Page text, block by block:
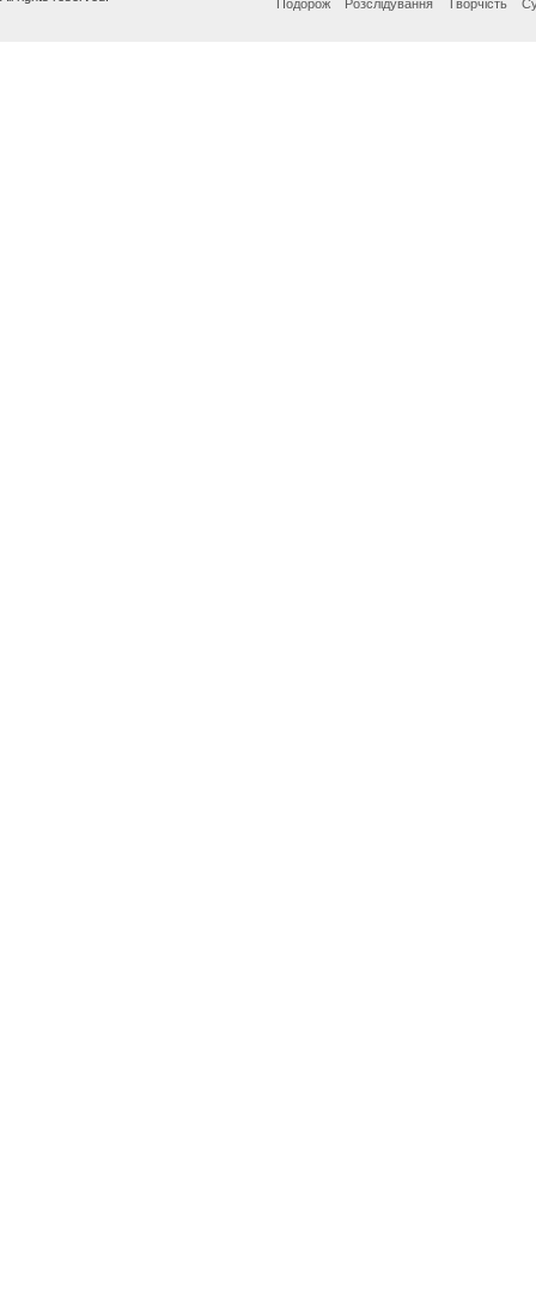
Подорож Розслідування Творчість